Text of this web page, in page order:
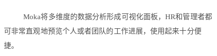
Moka将多维度的数据分析形成可视化面板，HR和管理者都
可非常直观地预览个人或者团队的工作进展，使用起来十分便
捷。